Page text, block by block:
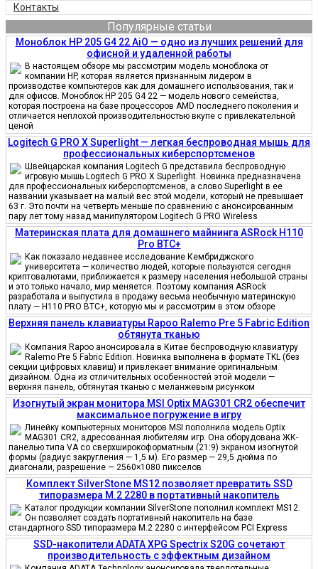
Контакты
Популярные статьи
Моноблок HP 205 G4 22 AiO — одно из лучших решений для
офисной и удаленной работы
В настоящем обзоре мы рассмотрим модель моноблока от
компании HP, которая является признанным лидером в
производстве компьютеров как для домашнего использования, так и
для офисов. Моноблок HP 205 G4 22 — модель нового семейства,
которая построена на базе процессоров AMD последнего поколения и
отличается неплохой производительностью вкупе с привлекательной
ценой
Logitech G PRO X Superlight — легкая беспроводная мышь для
профессиональных киберспортсменов
Швейцарская компания Logitech G представила беспроводную
игровую мышь Logitech G PRO X Superlight. Новинка предназначена
для профессиональных киберспортсменов, а слово Superlight в ее
названии указывает на малый вес этой модели, который не превышает
63 г. Это почти на четверть меньше по сравнению с анонсированным
пару лет тому назад манипулятором Logitech G PRO Wireless
Материнская плата для домашнего майнинга ASRock H110
Pro BTC+
Как показало недавнее исследование Кембриджского
университета — количество людей, которые пользуются сегодня
криптовалютами, приближается к размеру населения небольшой страны
и это только начало, мир меняется. Поэтому компания ASRock
разработала и выпустила в продажу весьма необычную материнскую
плату — H110 PRO BTC+, которую мы и рассмотрим в этом обзоре
Верхняя панель клавиатуры Rapoo Ralemo Pre 5 Fabric Edition
обтянута тканью
Компания Rapoo анонсировала в Китае беспроводную клавиатуру
Ralemo Pre 5 Fabric Edition. Новинка выполнена в формате TKL (без
секции цифровых клавиш) и привлекает внимание оригинальным
дизайном. Одна из отличительных особенностей этой модели —
верхняя панель, обтянутая тканью с меланжевым рисунком
Изогнутый экран монитора MSI Optix MAG301 CR2 обеспечит
максимальное погружение в игру
Линейку компьютерных мониторов MSI пополнила модель Optix
MAG301 CR2, адресованная любителям игр. Она оборудована ЖК-
панелью типа VA со сверхширокоформатным (21:9) экраном изогнутой
формы (радиус закругления — 1,5 м). Его размер — 29,5 дюйма по
диагонали, разрешение — 2560×1080 пикселов
Комплект SilverStone MS12 позволяет превратить SSD
типоразмера M.2 2280 в портативный накопитель
Каталог продукции компании SilverStone пополнил комплект MS12.
Он позволяет создать портативный накопитель на базе
стандартного SSD типоразмера M.2 2280 с интерфейсом PCI Express
SSD-накопители ADATA XPG Spectrix S20G сочетают
производительность с эффектным дизайном